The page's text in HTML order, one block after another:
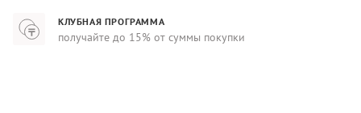
КЛУБНАЯ ПРОГРАММА
получайте до 15% от суммы покупки